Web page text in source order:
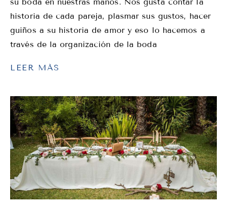
historia de cada pareja, plasmar sus gustos, hacer
guiños a su historia de amor y eso lo hacemos a
través de la organización de la boda
LEER MÁS